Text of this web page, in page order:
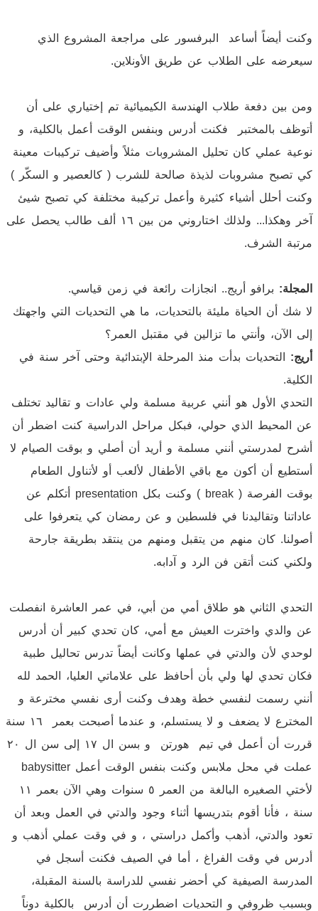
وكنت أيضاً أساعد البرفسور على مراجعة المشروع الذي
سيعرضه على الطلاب عن طريق الأونلاين.
ومن بين دفعة طلاب الهندسة الكيميائية تم إختياري على أن
أتوظف بالمختبر فكنت أدرس وبنفس الوقت أعمل بالكلية، و
نوعية عملي كان تحليل المشروبات مثلاً وأضيف تركيبات معينة
كي تصبح مشروبات لذيذة صالحة للشرب ( كالعصير و السكّر )
وكنت أحلل أشياء كثيرة وأعمل تركيبة مختلفة كي تصبح شيئ
آخر وهكذا... ولذلك اختاروني من بين ١٦ ألف طالب يحصل على
مرتبة الشرف.
المجلة: برافو أريج.. انجازات رائعة في زمن قياسي.
لا شك أن الحياة مليئة بالتحديات، ما هي التحديات التي واجهتك
إلى الآن، وأنتي ما تزالين في مقتبل العمر؟
أريج: التحديات بدأت منذ المرحلة الإبتدائية وحتى آخر سنة في
الكلية.
التحدي الأول هو أنني عربية مسلمة ولي عادات و تقاليد تختلف
عن المحيط الذي حولي، فبكل مراحل الدراسية كنت اضطر أن
أشرح لمدرستي أنني مسلمة و أريد أن أصلي و بوقت الصيام لا
أستطيع أن أكون مع باقي الأطفال لألعب أو لأتناول الطعام
بوقت الفرصة ( break ) وكنت بكل presentation أتكلم عن
عاداتنا وتقاليدنا في فلسطين و عن رمضان كي يتعرفوا على
أصولنا. كان منهم من يتقبل ومنهم من ينتقد بطريقة جارحة
ولكني كنت أتقن فن الرد و آدابه.
التحدي الثاني هو طلاق أمي من أبي، في عمر العاشرة انفصلت
عن والدي واخترت العيش مع أمي، كان تحدي كبير أن أدرس
لوحدي لأن والدتي في عملها وكانت أيضاً تدرس تحاليل طبية
فكان تحدي لها ولي بأن أحافظ على علاماتي العليا، الحمد لله
أنني رسمت لنفسي خطة وهدف وكنت أرى نفسي مخترعة و
المخترع لا يضعف و لا يستسلم، و عندما أصبحت بعمر ١٦ سنة
قررت أن أعمل في تيم هورتن و بسن ال ١٧ إلى سن ال ٢٠
عملت في محل ملابس وكنت بنفس الوقت أعمل babysitter
لأختي الصغيره البالغة من العمر ٥ سنوات وهي الآن بعمر ١١
سنة ، فأنا أقوم بتدريسها أثناء وجود والدتي في العمل وبعد أن
تعود والدتي، أذهب وأكمل دراستي ، و في وقت عملي أذهب و
أدرس في وقت الفراغ ، أما في الصيف فكنت أسجل في
المدرسة الصيفية كي أحضر نفسي للدراسة بالسنة المقبلة،
وبسبب ظروفي و التحديات اضطررت أن أدرس بالكلية دوناً